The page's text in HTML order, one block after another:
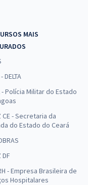
MAIS
DELTA
- Polícia Militar do Estado
CE - Secretaria da
do Estado do Ceará
DF
- Empresa Brasileira de
Hospitalares